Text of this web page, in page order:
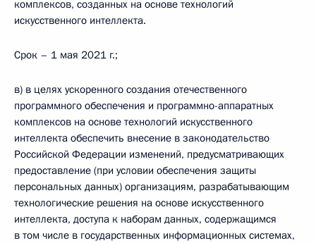
комплексов, созданных на основе технологий
искусственного интеллекта.
Срок – 1 мая 2021 г.;
в) в целях ускоренного создания отечественного
программного обеспечения и программно-аппаратных
комплексов на основе технологий искусственного
интеллекта обеспечить внесение в законодательство
Российской Федерации изменений, предусматривающих
предоставление (при условии обеспечения защиты
персональных данных) организациям, разрабатывающим
технологические решения на основе искусственного
интеллекта, доступа к наборам данных, содержащимся
в том числе в государственных информационных системах,